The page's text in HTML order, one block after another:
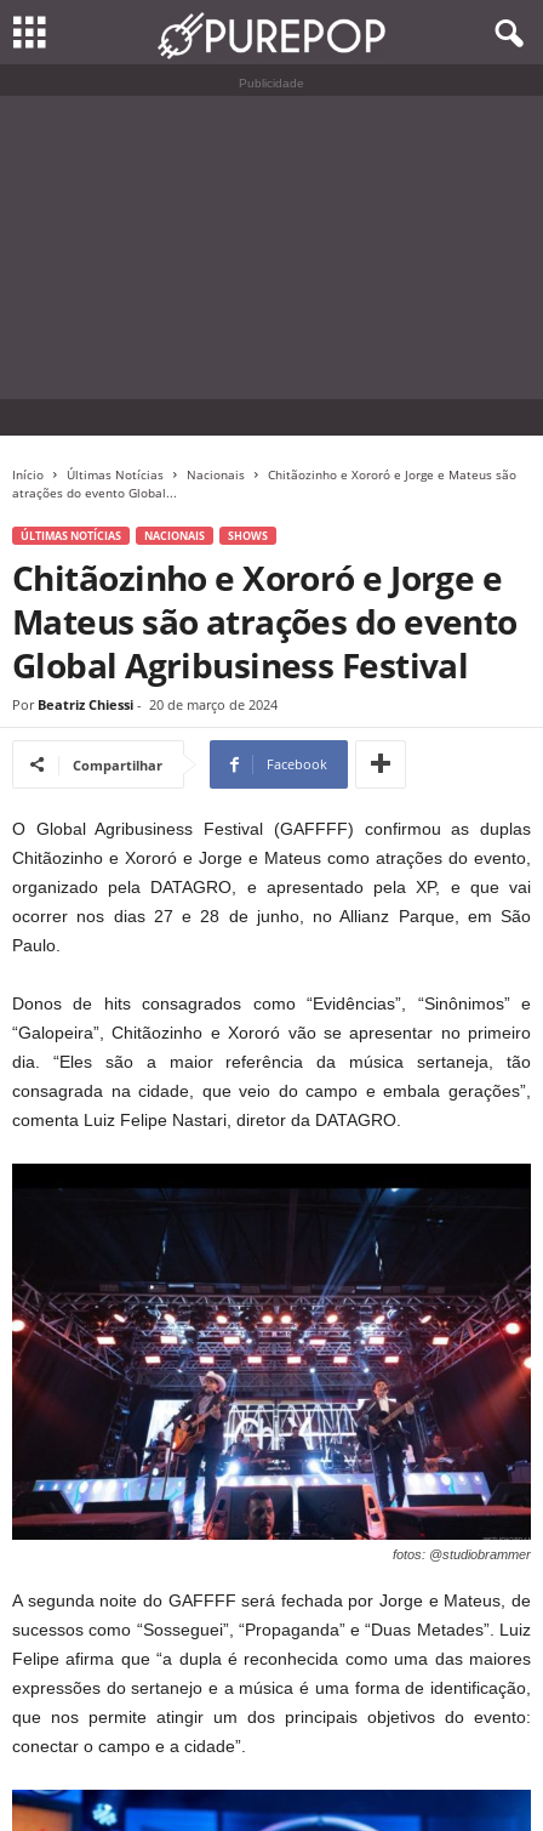
Publicidade
Início Últimas Notícias Nacionais
Chitãozinho e Xororó e Jorge e Mateus são
atrações do evento Global...
ÚLTIMAS NOTÍCIAS NACIONAIS SHOWS
Chitãozinho e Xororó e Jorge e
Mateus são atrações do evento
Global Agribusiness Festival
Por Beatriz Chiessi - 20 de março de 2024
Compartilhar Facebook
O Global Agribusiness Festival (GAFFFF) confirmou as duplas
Chitãozinho e Xororó e Jorge e Mateus como atrações do evento,
organizado pela DATAGRO, e apresentado pela XP, e que vai
ocorrer nos dias 27 e 28 de junho, no Allianz Parque, em São
Paulo.
Donos de hits consagrados como “Evidências”, “Sinônimos” e
“Galopeira”, Chitãozinho e Xororó vão se apresentar no primeiro
dia. “Eles são a maior referência da música sertaneja, tão
consagrada na cidade, que veio do campo e embala gerações”,
comenta Luiz Felipe Nastari, diretor da DATAGRO.
fotos: @studiobrammer
A segunda noite do GAFFFF será fechada por Jorge e Mateus, de
sucessos como “Sosseguei”, “Propaganda” e “Duas Metades”. Luiz
Felipe afirma que “a dupla é reconhecida como uma das maiores
expressões do sertanejo e a música é uma forma de identificação,
que nos permite atingir um dos principais objetivos do evento:
conectar o campo e a cidade”.